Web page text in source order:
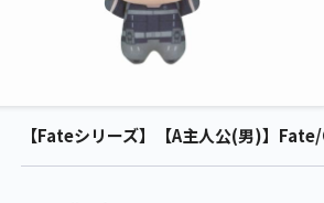
【Fateシリーズ】【A主人公(男)】